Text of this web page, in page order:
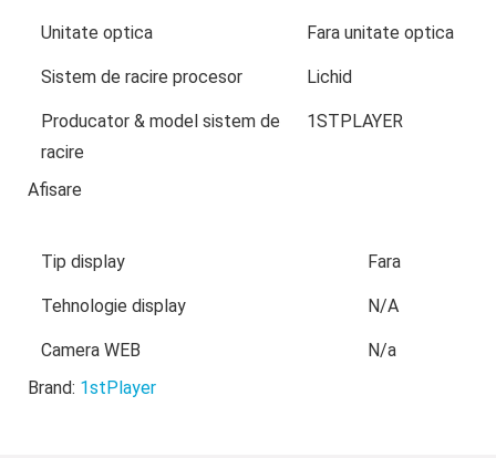
Unitate optica Fara unitate optica
Sistem de racire procesor Lichid
Producator & model sistem de
racire
1STPLAYER
Afisare
Tip display Fara
Tehnologie display N/A
Camera WEB
N/a
Brand: 1stPlayer